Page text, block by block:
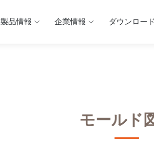
製品情報 企業情報 ダウンロード
モールド